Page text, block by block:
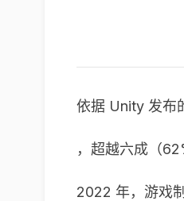
依据 Unity 发布
，超越六成（
2022 年，游戏